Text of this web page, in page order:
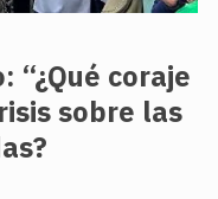
“¿Qué coraje
sobre las